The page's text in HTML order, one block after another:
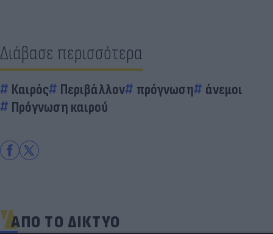
Διάβασε περισσότερα
Καιρός Περιβάλλον πρόγνωση
άνεμοι
Πρόγνωση καιρού
ΑΠΟ ΤΟ ΔΙΚΤΥΟ